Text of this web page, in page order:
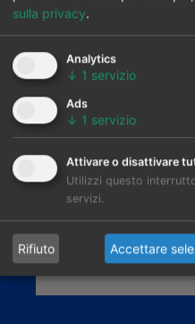
sulla privacy.
Analytics
↓ 1 servizio
Ads
↓ 1 servizio
Attivare o disattivare
Utilizzi questo
servizi.
Rifiuto Accettare